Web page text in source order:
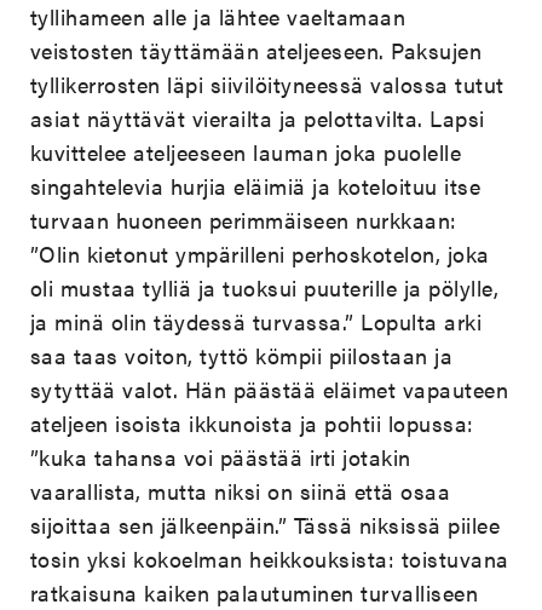
tyllihameen alle ja lähtee vaeltamaan
veistosten täyttämään ateljeeseen. Paksujen
tyllikerrosten läpi siivilöityneessä valossa tutut
asiat näyttävät vierailta ja pelottavilta. Lapsi
kuvittelee ateljeeseen lauman joka puolelle
singahtelevia hurjia eläimiä ja koteloituu itse
turvaan huoneen perimmäiseen nurkkaan:
”Olin kietonut ympärilleni perhoskotelon, joka
oli mustaa tylliä ja tuoksui puuterille ja pölylle,
ja minä olin täydessä turvassa.” Lopulta arki
saa taas voiton, tyttö kömpii piilostaan ja
sytyttää valot. Hän päästää eläimet vapauteen
ateljeen isoista ikkunoista ja pohtii lopussa:
”kuka tahansa voi päästää irti jotakin
vaarallista, mutta niksi on siinä että osaa
sijoittaa sen jälkeenpäin.” Tässä niksissä piilee
tosin yksi kokoelman heikkouksista: toistuvana
ratkaisuna kaiken palautuminen turvalliseen